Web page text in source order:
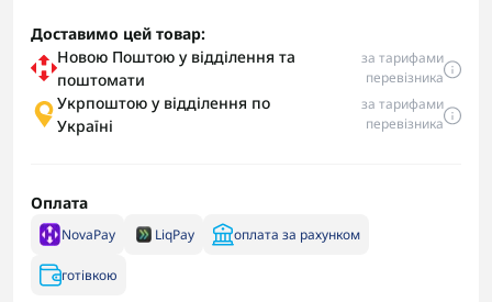
Доставимо цей товар:
Новою Поштою у відділення та
поштомати
за тарифами
перевізника
Укрпоштою у відділення по
Україні
за тарифами
перевізника
Оплата
NovaPay LiqPay оплата за рахунком
готівкою